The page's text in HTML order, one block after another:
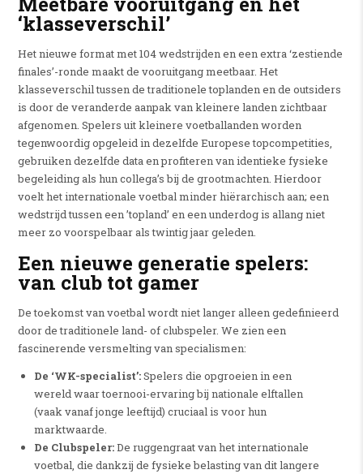
‘klasseverschil’
Het nieuwe format met 104 wedstrijden en een extra ‘zestiende
finales’-ronde maakt de vooruitgang meetbaar. Het
klasseverschil tussen de traditionele toplanden en de outsiders
is door de veranderde aanpak van kleinere landen zichtbaar
afgenomen. Spelers uit kleinere voetballanden worden
tegenwoordig opgeleid in dezelfde Europese topcompetities,
gebruiken dezelfde data en profiteren van identieke fysieke
begeleiding als hun collega’s bij de grootmachten. Hierdoor
voelt het internationale voetbal minder hiërarchisch aan; een
wedstrijd tussen een ’topland’ en een underdog is allang niet
meer zo voorspelbaar als twintig jaar geleden.
Een nieuwe generatie spelers:
van club tot gamer
De toekomst van voetbal wordt niet langer alleen gedefinieerd
door de traditionele land- of clubspeler. We zien een
fascinerende versmelting van specialismen:
De ‘WK-specialist’:Spelers die opgroeien in een
wereld waar toernooi-ervaring bij nationale elftallen
(vaak vanaf jonge leeftijd) cruciaal is voor hun
marktwaarde.
De Clubspeler:De ruggengraat van het internationale
voetbal, die dankzij de fysieke belasting van dit langere